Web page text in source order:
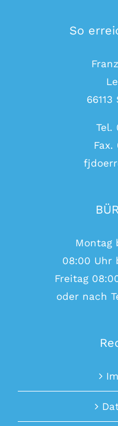
So
Tel.
Fax.
Montag
08:00 Uhr
Freitag
oder nach